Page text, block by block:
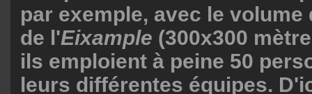
par exemple, avec le volume
de l'Eixample (300x300
ils emploient à peine 50
leurs différentes équipes.